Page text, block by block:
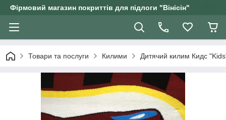
Фірмовий магазин покриттів для підлоги "Вінісін"
Товари та послуги Килими Дитячий килим Кидс